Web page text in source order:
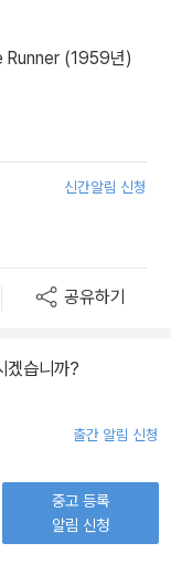
(1959년)
신간알림 신청
공유하기
겠습니까?
출간 알림 신청
중고 등록
알림 신청